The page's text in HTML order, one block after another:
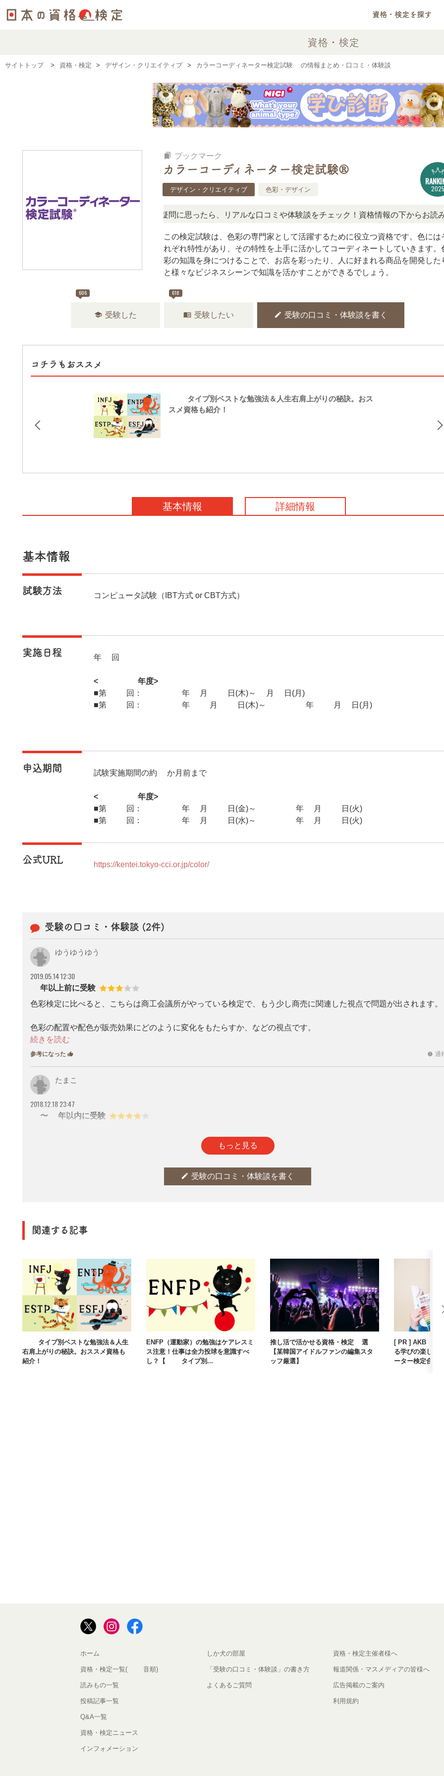
資格・検定を探す
資格・検定
サイトトップ 資格・検定 デザイン・クリエイティブ カラーコーディネーター検定試験®の情報まとめ・口コミ・体験談
bookmarks ブックマーク
カラーコーディネーター検定試験®
デザイン・クリエイティブ 色彩・デザイン 2025
定、難しい？」「どんな試験？」と疑問に思ったら、リアルな口コミや体験談をチェック！資格情報の下からお読みいた
この検定試験は、色彩の専門家として活躍するために役立つ資格です。色には
れぞれ特性があり、その特性を上手に活かしてコーディネートしていきます。
彩の知識を身につけることで、お店を彩ったり、人に好まれる商品を開発した
と様々なビジネスシーンで知識を活かすことができるでしょう。
606
school 受験した
618
menu_book 受験したい edit 受験の口コミ・体験談を書く
コチラもおススメ
16タイプ別ベストな勉強法＆人生右肩上がりの秘訣。おス
スメ資格も紹介！
基本情報 詳細情報
基本情報
試験方法 コンピュータ試験（IBT方式 or CBT方式）
実施日程 年2回
<2026年度>
■第60回：2026年6月18日(木)～7月6日(月)
■第61回：2026年10月22日(木)～2026年11月9日(月)
申込期間 試験実施期間の約1か月前まで
<2026年度>
■第60回：2026年5月15日(金)～2026年5月26日(火)
■第61回：2026年9月16日(水)～2026年9月29日(火)
公式URL https://kentei.tokyo-cci.or.jp/color/
受験の口コミ・体験談 (2件)
ゆうゆうゆう
2019.05.14 12:30
5年以上前に受験
色彩検定に比べると、こちらは商工会議所がやっている検定で、もう少し商売に関連した視点で問題が出されます。
色彩の配置や配色が販売効果にどのように変化をもたらすか、などの視点です。
あまり勉強はおもしろくなかったですが、色彩やファッション関係に関心もあり、取っておきたい検定だったので頑
色彩検定に比べるとやや難しいので、３級が受かれば良いかなと思います。
参考になった thumb_up report 通
たまこ
2018.12.18 23:47
2〜3年以内に受験
もっと見る
edit 受験の口コミ・体験談を書く
関連する記事
16タイプ別ベストな勉強法＆人生
右肩上がりの秘訣。おススメ資格も
紹介！
ENFP（運動家）の勉強はケアレスミ
ス注意！仕事は全力投球を意識すべ
し？【16タイプ別...
推し活で活かせる資格・検定5選
【某韓国アイドルファンの編集スタ
ッフ厳選】
[ PR ] AKB48
る学びの楽しさ
ーター検定合...
ホーム
資格・検定一覧(50音順)
読みもの一覧
投稿記事一覧
Q&A一覧
資格・検定ニュース
インフォメーション
しか犬の部屋
「受験の口コミ・体験談」の書き方
よくあるご質問
資格・検定主催者様へ
報道関係・マスメディアの皆様へ
広告掲載のご案内
利用規約